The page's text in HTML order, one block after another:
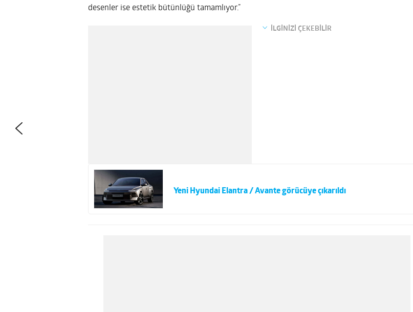
desenler ise estetik bütünlüğü tamamlıyor.”
İLGİNİZİ ÇEKEBİLİR
Yeni Hyundai Elantra / Avante görücüye çıkarıldı